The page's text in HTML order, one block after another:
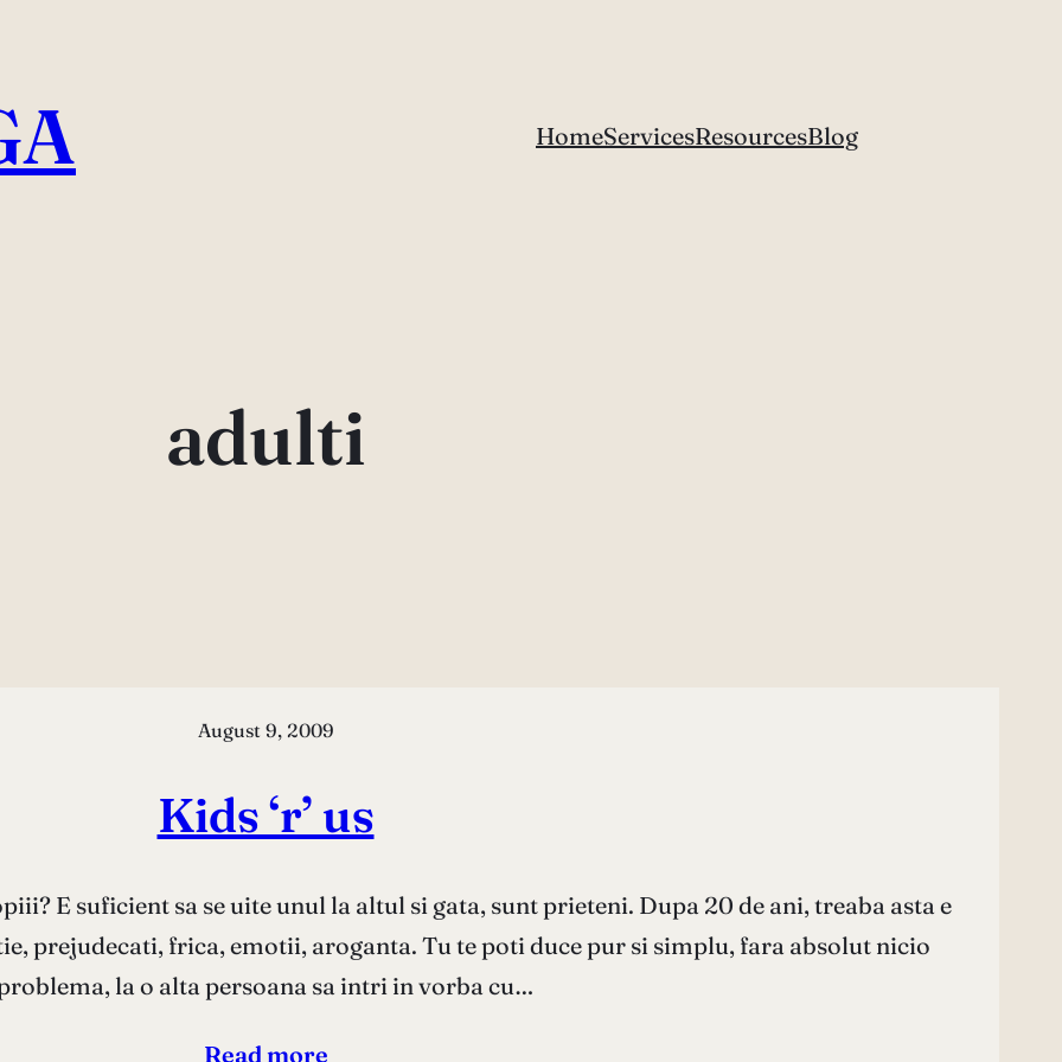
HomeServicesResourcesBlog
adulti
August 9, 2009
Kids ‘r’ us
E suficient sa se uite unul la altul si gata, sunt prieteni. Dupa 20 de ani, treaba asta e
prejudecati, frica, emotii, aroganta. Tu te poti duce pur si simplu, fara absolut nicio
la o alta persoana sa intri in vorba cu…
Read more